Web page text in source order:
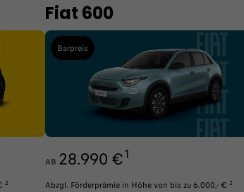
2
Fiat 600
Barpreis
AB 28.990 €1
Abzgl. Förderprämie in Höhe von bis zu 6.000,- € 2